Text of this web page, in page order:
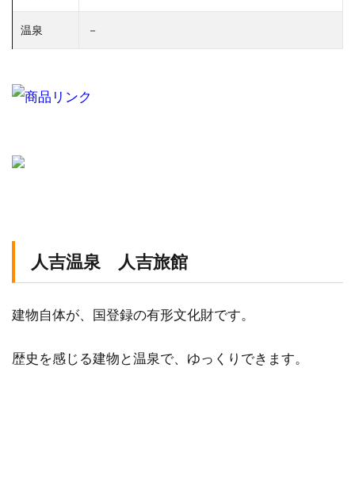
温泉 －
人吉温泉 人吉旅館
建物自体が、国登録の有形文化財です。
歴史を感じる建物と温泉で、ゆっくりできます。